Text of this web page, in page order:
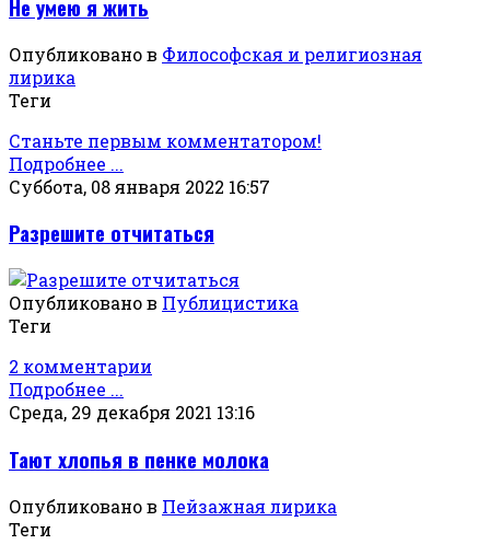
Не умею я жить
Опубликовано в Философская и религиозная
лирика
Теги
Станьте первым комментатором!
Подробнее ...
Суббота, 08 января 2022 16:57
Разрешите отчитаться
Опубликовано в Публицистика
Теги
2 комментарии
Подробнее ...
Среда, 29 декабря 2021 13:16
Тают хлопья в пенке молока
Опубликовано в Пейзажная лирика
Теги